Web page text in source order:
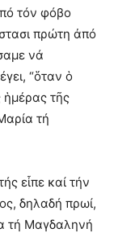
τόν φόβο
πρώτη ἀπό
νά
“ὅταν ὁ
ἡμέρας τῆς
τή
εἶπε καί τήν
δηλαδή πρωί,
τή Μαγδαληνή